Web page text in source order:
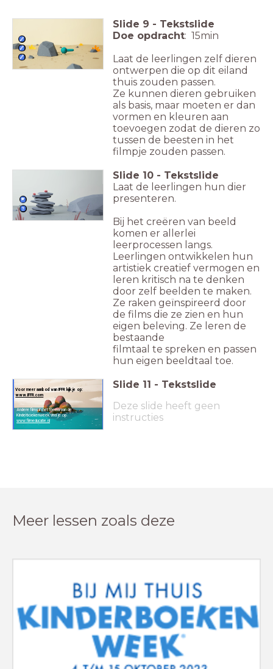
Slide 9 - Tekstslide
Doe opdracht: 15min
Laat de leerlingen zelf dieren
ontwerpen die op dit eiland
thuis zouden passen.
Ze kunnen dieren gebruiken
als basis, maar moeten er dan
vormen en kleuren aan
toevoegen zodat de dieren zo
tussen de beesten in het
filmpje zouden passen.
Slide 10 - Tekstslide
Laat de leerlingen hun dier
presenteren.
Bij het creëren van beeld
komen er allerlei
leerprocessen langs.
Leerlingen ontwikkelen hun
artistiek creatief vermogen en
leren kritisch na te denken
door zelf beelden te maken.
Ze raken geïnspireerd door
de films die ze zien en hun
eigen beleving. Ze leren de
bestaande
filmtaal te spreken en passen
hun eigen beeldtaal toe.
Voor meer aanbod van IFFR kijk je op:
www.IFFR.com
Andere films in het thema van de
Kinderboekenweek vind je op
www.filmeducatie.nl
Slide 11 - Tekstslide
Deze slide heeft geen
instructies
Meer lessen zoals deze